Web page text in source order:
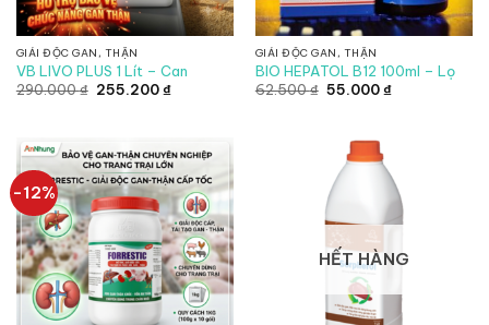
GIẢI ĐỘC GAN, THẬN
VB LIVO PLUS 1 Lít – Can
290.000₫ Giá
255.200₫Giá
255.200 ₫.
GIẢI ĐỘC GAN, THẬN
BIO HEPATOL B12 100ml – Lọ
62.500₫ Giá
55.000₫Giá
-12%
HẾT HÀNG